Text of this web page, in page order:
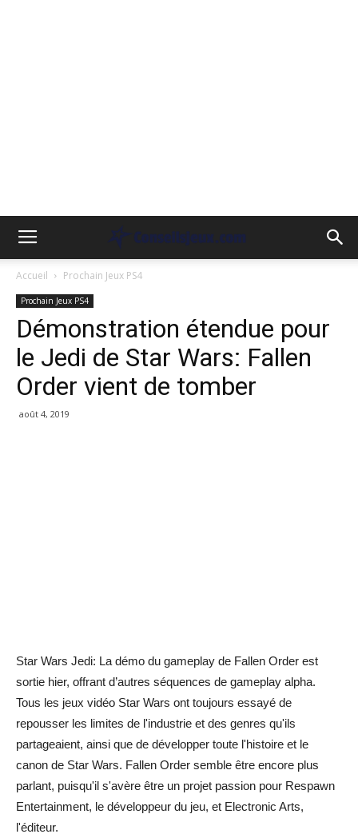
Accueil Prochain Jeux PS4
Prochain Jeux PS4
Démonstration étendue pour
le Jedi de Star Wars: Fallen
Order vient de tomber
août 4, 2019
Star Wars Jedi: La démo du gameplay de Fallen Order est
sortie hier, offrant d’autres séquences de gameplay alpha.
Tous les jeux vidéo Star Wars ont toujours essayé de
repousser les limites de l'industrie et des genres qu'ils
partageaient, ainsi que de développer toute l'histoire et le
canon de Star Wars. Fallen Order semble être encore plus
parlant, puisqu'il s'avère être un projet passion pour Respawn
Entertainment, le développeur du jeu, et Electronic Arts,
l'éditeur.